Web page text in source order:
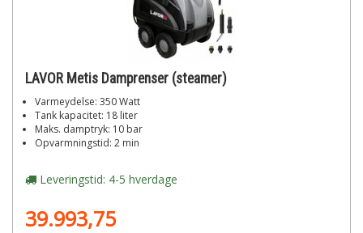
LAVOR Metis Damprenser (steamer)
Varmeydelse: 350 Watt
Tank kapacitet: 18 liter
Maks. damptryk: 10 bar
Opvarmningstid: 2 min
Leveringstid: 4-5 hverdage
39.993,75